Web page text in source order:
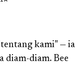
kami" — ia
diam-diam. Bee